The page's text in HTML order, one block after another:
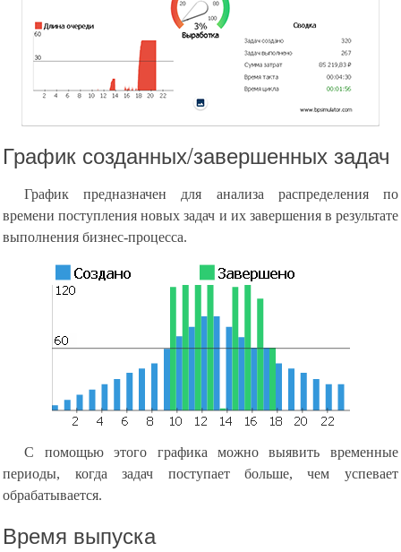
График созданных/завершенных задач
График предназначен для анализа распределения по
времени поступления новых задач и их завершения в результате
выполнения бизнес-процесса.
С помощью этого графика можно выявить временные
периоды, когда задач поступает больше, чем успевает
обрабатывается.
Время выпуска